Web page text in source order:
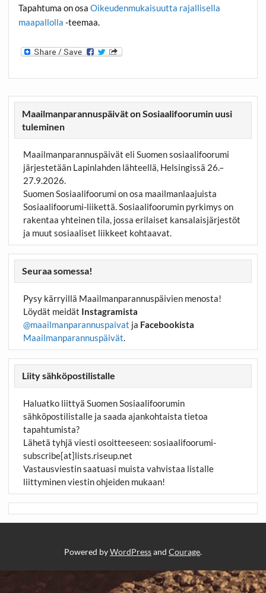
Tapahtuma on osaOikeudenmukaisuutta rajallisella
maapallolla -teemaa.
Maailmanparannuspäivät on Sosiaalifoorumin uusi
tuleminen
Maailmanparannuspäivät eli Suomen sosiaalifoorumi
järjestetään Lapinlahden lähteellä, Helsingissä 26.–
27.9.2026.
Suomen Sosiaalifoorumi on osa maailmanlaajuista
Sosiaalifoorumi-liikettä. Sosiaalifoorumin pyrkimys on
rakentaa yhteinen tila, jossa erilaiset kansalaisjärjestöt
ja muut sosiaaliset liikkeet kohtaavat.
Seuraa somessa!
Pysy kärryillä Maailmanparannuspäivien menosta!
Löydät meidät Instagramista
@maailmanparannuspaivat ja Facebookista
Maailmanparannuspäivät.
Liity sähköpostilistalle
Haluatko liittyä Suomen Sosiaalifoorumin
sähköpostilistalle ja saada ajankohtaista tietoa
tapahtumista?
Lähetä tyhjä viesti osoitteeseen: sosiaalifoorumi-
subscribe[at]lists.riseup.net
Vastausviestin saatuasi muista vahvistaa listalle
liittyminen viestin ohjeiden mukaan!
Powered byWordPressand Courage.